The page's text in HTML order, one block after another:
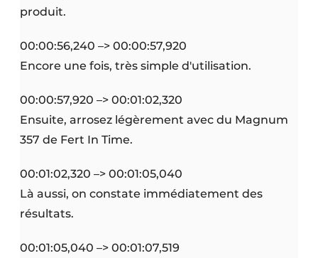
produit.
00:00:56,240 –> 00:00:57,920
Encore une fois, très simple d'utilisation.
00:00:57,920 –> 00:01:02,320
Ensuite, arrosez légèrement avec du Magnum
357 de Fert In Time.
00:01:02,320 –> 00:01:05,040
Là aussi, on constate immédiatement des
résultats.
00:01:05,040 –> 00:01:07,519